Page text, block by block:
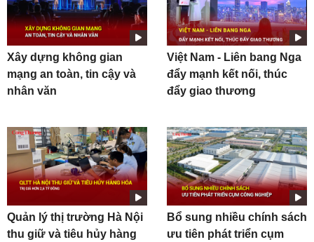
Xây dựng không gian
mạng an toàn, tin cậy và
nhân văn
Việt Nam - Liên bang Nga
đẩy mạnh kết nối, thúc
đẩy giao thương
Quản lý thị trường Hà Nội
thu giữ và tiêu hủy hàng
Bổ sung nhiều chính sách
ưu tiên phát triển cụm